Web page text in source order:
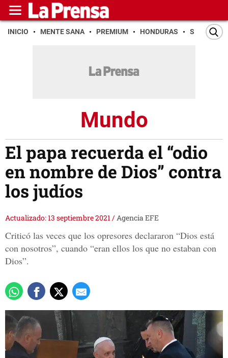
INICIO MENTE SANA PREMIUM HONDURAS SAN PEDRO
Mundo
El papa recuerda el “odio
en nombre de Dios” contra
los judíos
Actualizado: 13 septiembre 2021/Agencia EFE
Criticó las veces que los opresores declararon “Dios está
con nosotros”, cuando “eran ellos los que no estaban con
Dios”.